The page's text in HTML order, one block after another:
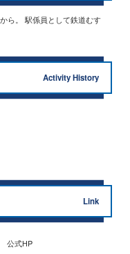
ら。 駅係員として鉄道むす
Activity History
Link
公式HP